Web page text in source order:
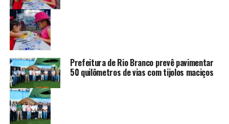
Prefeitura de Rio Branco prevê pavimentar
50 quilômetros de vias com tijolos maciços